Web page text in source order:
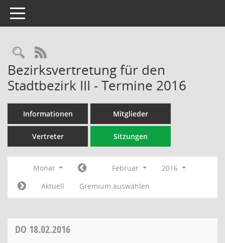
Toggle navigation
Rechercheauswahl
RSS-Feed
Bezirksvertretung für den
Stadtbezirk III - Termine 2016
Informationen Mitglieder
Vertreter Sitzungen
Monat Februar
2016
Aktuell
Gremium auswählen
DO 18.02.2016